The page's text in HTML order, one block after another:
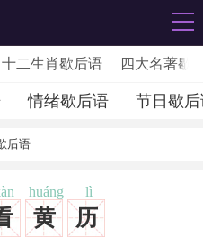
十二生肖歇后语 四大名著歇
情绪歇后语 节日歇
后语
黄
huáng
历
lì